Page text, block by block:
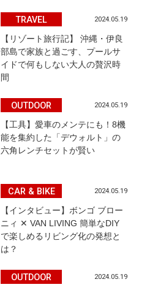
TRAVEL 2024.05.19
【リゾート旅行記】 沖縄・伊良
部島で家族と過ごす、プールサ
イドで何もしない大人の贅沢時
間
OUTDOOR 2024.05.19
【工具】愛車のメンテにも！8機
能を集約した「デウォルト」の
六角レンチセットが賢い
CAR & BIKE 2024.05.19
【インタビュー】ボンゴ ブロー
ニィ ✕ VAN LIVING 簡単なDIY
で楽しめるリビング化の発想と
は？
OUTDOOR 2024.05.19